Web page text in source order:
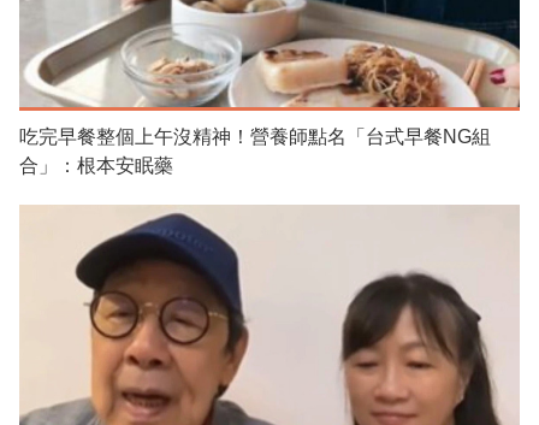
吃完早餐整個上午沒精神！營養師點名「台式早餐NG組
合」：根本安眠藥